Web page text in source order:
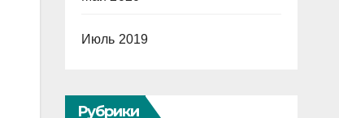
Июль 2019
Рубрики